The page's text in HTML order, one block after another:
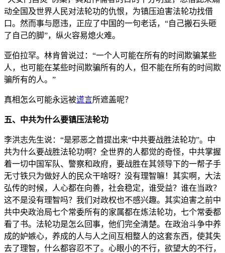
动全国及世界人民对法轮功的仇恨，为镇压迫害法轮功找借
口。然而事与愿违，正应了中国的一句老话，“自己搬石头砸
了自己的脚”，纵火容易熄火难。
亚伯拉罕。林肯曾说过：“一个人可能在所有的时间欺骗某些
人，也可能在某些时间欺骗所有的人，但不能在所有的时间欺
骗所有的人。”
真相怎么可能永远被谎言所遮盖呢？
五、中共为什么要镇压法轮功
李洪志先生说：“是邪恶之首提出来“中共要战胜法轮功”。中
共为什么要战胜法轮功啊？全世界的人都觉的奇怪，中共掌握
着一切中国军队、警察和政府，要战胜在其领导下的一帮子手
无寸铁只为做好人的民众干啥呀？没有理智嘛！其实啊，大法
弘传的时候，人心都在向善，社会稳定，谁受益？谁在当政？
这不是没有理智吗？我们对政权也不感兴趣。其实迫害之前中
共中央政治局七个常委所有的家属都在炼法轮功，七个常委都
看了书。法轮功是怎么回事，他们完全清楚。在政治斗争中养
成的妒嫉心，养成的人与人之间互相整人的这套东西，使其失
去了理智，什么都容忍不了。心眼小的不行，欲望大的不行，